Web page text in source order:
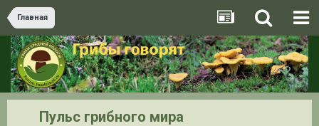
Главная
Пульс грибного мира